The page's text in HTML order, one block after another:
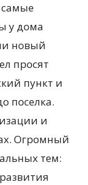
самые
у дома
новый
просят
пункт и
поселка.
и
Огромный
тем: